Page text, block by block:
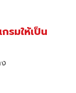
รมให้เป็น